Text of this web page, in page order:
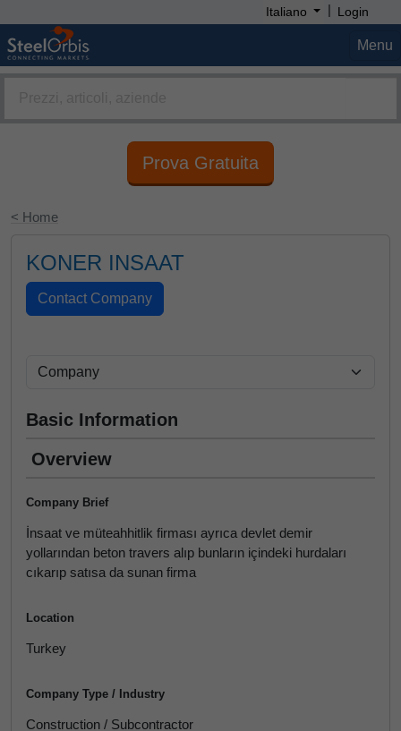
Italiano | Login
Menu
Prova Gratuita
< Home
KONER INSAAT
Basic Information
Overview
Company Brief
İnsaat ve müteahhitlik firması ayrıca devlet demir
yollarından beton travers alıp bunların içindeki hurdaları
cıkarıp satısa da sunan firma
Location
Turkey
Company Type / Industry
Construction / Subcontractor